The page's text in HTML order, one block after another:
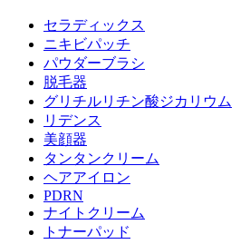
セラディックス
ニキビパッチ
パウダーブラシ
脱毛器
グリチルリチン酸ジカリウム
リデンス
美顔器
タンタンクリーム
ヘアアイロン
PDRN
ナイトクリーム
トナーパッド